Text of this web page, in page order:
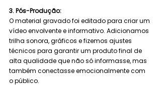
3. Pós-Produção:
O material gravado foi editado para criar um
vídeo envolvente e informativo. Adicionamos
trilha sonora, gráficos e fizemos ajustes
técnicos para garantir um produto final de
alta qualidade que não só informasse, mas
também conectasse emocionalmente com
o público.